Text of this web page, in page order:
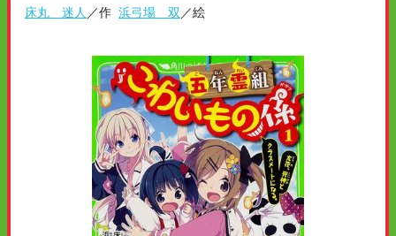
床丸 迷人 ／作 浜弓場 双 ／絵